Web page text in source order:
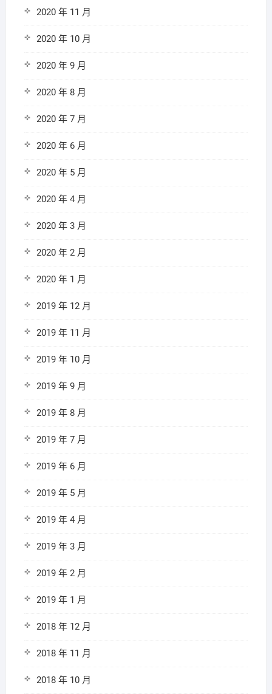
2020 年 11 月
2020 年 10 月
2020 年 9 月
2020 年 8 月
2020 年 7 月
2020 年 6 月
2020 年 5 月
2020 年 4 月
2020 年 3 月
2020 年 2 月
2020 年 1 月
2019 年 12 月
2019 年 11 月
2019 年 10 月
2019 年 9 月
2019 年 8 月
2019 年 7 月
2019 年 6 月
2019 年 5 月
2019 年 4 月
2019 年 3 月
2019 年 2 月
2019 年 1 月
2018 年 12 月
2018 年 11 月
2018 年 10 月